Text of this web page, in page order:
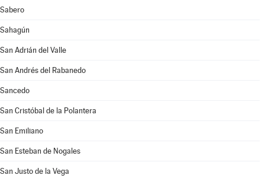
Sabero
Sahagún
San Adrián del Valle
San Andrés del Rabanedo
Sancedo
San Cristóbal de la Polantera
San Emiliano
San Esteban de Nogales
San Justo de la Vega